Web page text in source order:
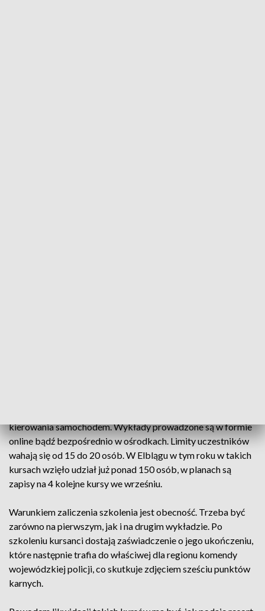
kierowania samochodem. Wykłady prowadzone są w formie
online bądź bezpośrednio w ośrodkach. Limity uczestników
wahają się od 15 do 20 osób. W Elblągu w tym roku w takich
kursach wzięło udział już ponad 150 osób, w planach są
zapisy na 4 kolejne kursy we wrześniu.
Warunkiem zaliczenia szkolenia jest obecność. Trzeba być
zarówno na pierwszym, jak i na drugim wykładzie. Po
szkoleniu kursanci dostają zaświadczenie o jego ukończeniu,
które następnie trafia do właściwej dla regionu komendy
wojewódzkiej policji, co skutkuje zdjęciem sześciu punktów
karnych.